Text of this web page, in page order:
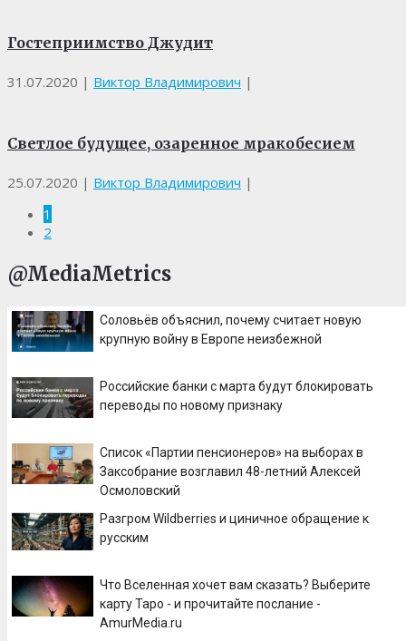
Гостеприимство Джудит
31.07.2020 | Виктор Владимирович |
Светлое будущее, озаренное мракобесием
25.07.2020 | Виктор Владимирович |
1
2
@MediaMetrics
Соловьёв объяснил, почему считает новую
крупную войну в Европе неизбежной
Российские банки с марта будут блокировать
переводы по новому признаку
Список «Партии пенсионеров» на выборах в
Заксобрание возглавил 48-летний Алексей
Осмоловский
Разгром Wildberries и циничное обращение к
русским
Что Вселенная хочет вам сказать? Выберите
карту Таро - и прочитайте послание -
AmurMedia.ru